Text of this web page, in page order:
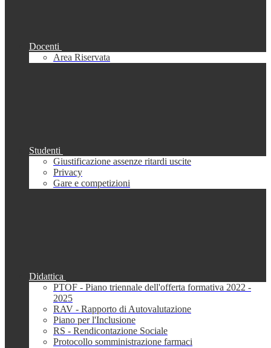
Docenti
Area Riservata
Studenti
Giustificazione assenze ritardi uscite
Privacy
Gare e competizioni
Didattica
PTOF - Piano triennale dell'offerta formativa 2022 -
2025
RAV - Rapporto di Autovalutazione
Piano per l'Inclusione
RS - Rendicontazione Sociale
Protocollo somministrazione farmaci